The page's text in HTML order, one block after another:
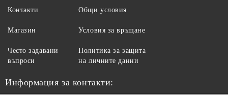
Контакти
Магазин
Често задавани
въпроси
Общи условия
Условия за връщане
Политика за защита
на личните данни
Информация за контакти: